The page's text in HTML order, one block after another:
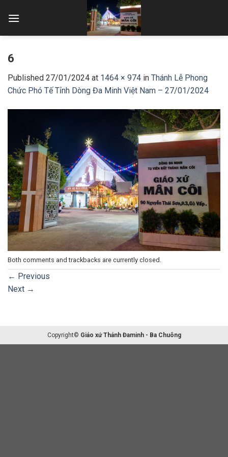
6
Published 27/01/2024 at 1464 × 974 in Thánh Lễ Phong
Chức Phó Tế Tỉnh Dòng Đa Minh Việt Nam – 27/01/2024
Both comments and trackbacks are currently closed.
← Previous
Next →
Copyright© Giáo xứ Thánh Đaminh - Ba Chuông